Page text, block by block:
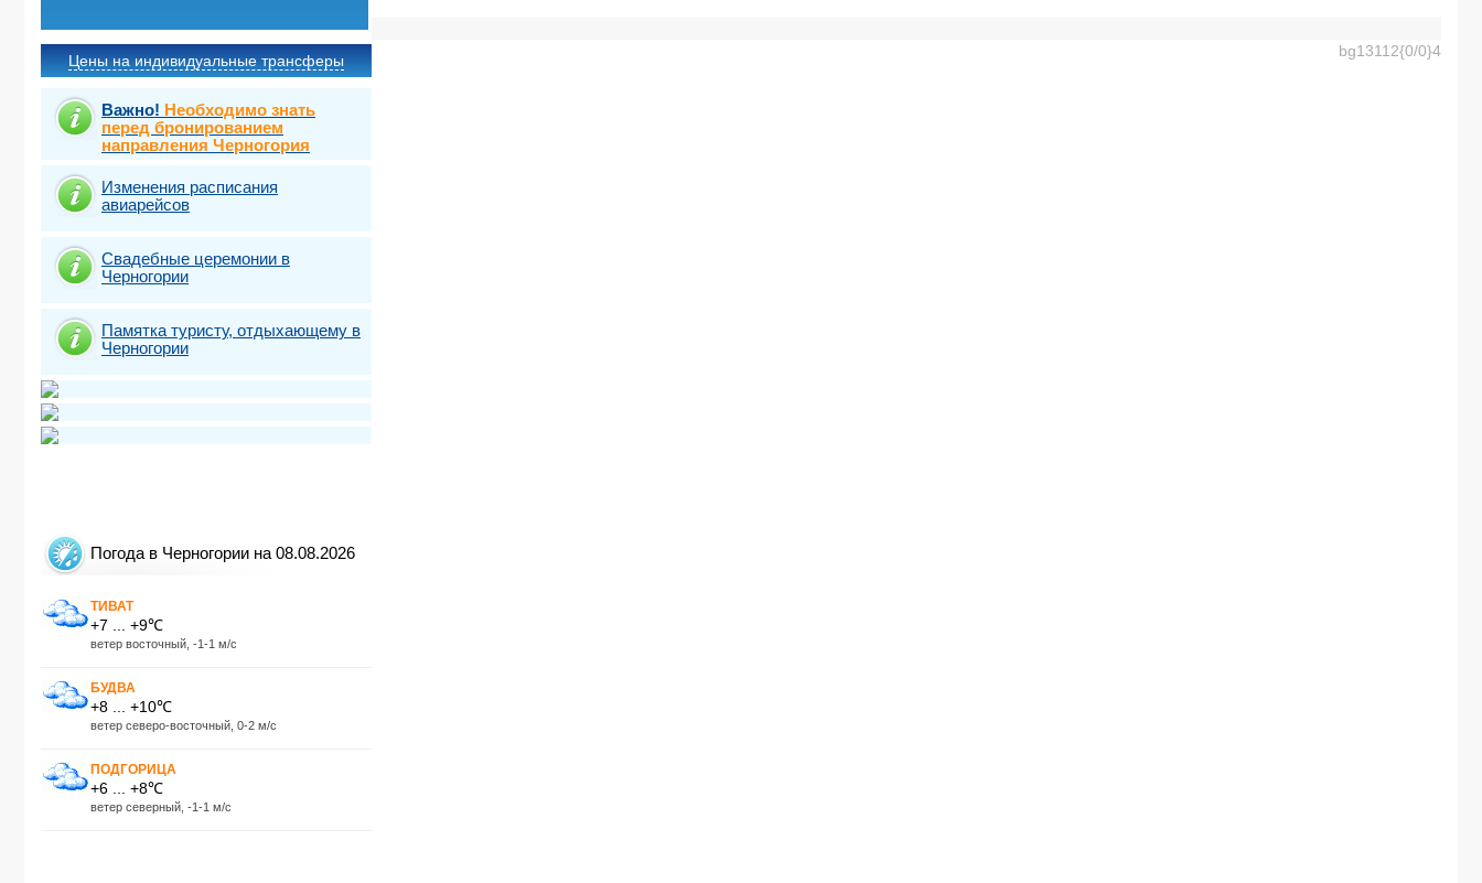
Цены на индивидуальные трансферы
Важно! Необходимо знать
перед бронированием
направления Черногория
Изменения расписания
авиарейсов
Свадебные церемонии в
Черногории
Памятка туристу, отдыхающему в
Черногории
Погода в Черногории на 08.08.2026
ТИВАТ
+7 ... +9℃
ветер восточный, -1-1 м/с
БУДВА
+8 ... +10℃
ветер северо-восточный, 0-2 м/с
ПОДГОРИЦА
+6 ... +8℃
ветер северный, -1-1 м/с
bg13112{0/0}4